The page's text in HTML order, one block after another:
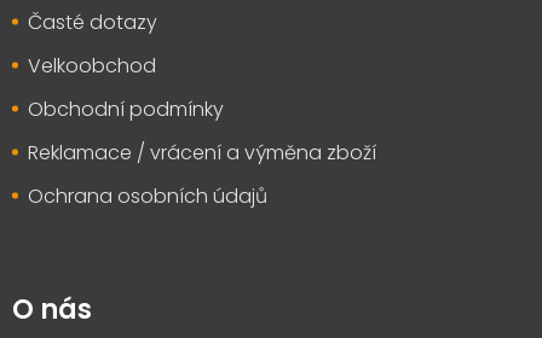
Časté dotazy
Velkoobchod
Obchodní podmínky
Reklamace / vrácení a výměna zboží
Ochrana osobních údajů
O nás